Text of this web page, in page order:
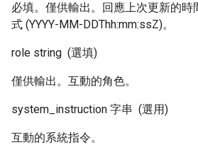
必填。僅供輸出。回應上次更新的時
式 (YYYY-MM-DDThh:mm:ssZ)。
role string (選填)
僅供輸出。互動的角色。
system_instruction 字串 (選用)
互動的系統指令。